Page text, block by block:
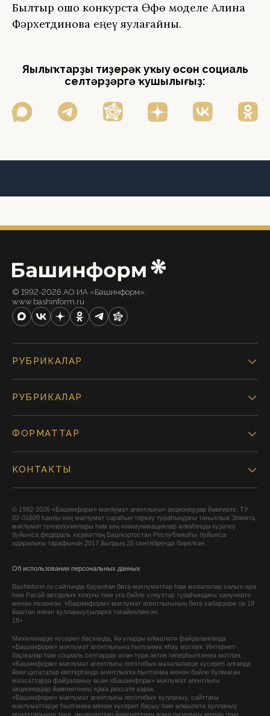
Былтыр ошо конкурста Өфө моделе Алина
Фәрхетдинова еңеү яулағайны.
Яңылыҡтарҙы тиҙерәк уҡыу өсөн социаль
селтәрҙәргә ҡушылығыҙ:
© 1992-2026 АО ИА «Башинформ».
www.bashinform.ru
РУБРИКАЛАР
РУБРИКАЛАР
ФОРМАТТАР
КОНТАКТЫ
© 1992-2026 «Башинформ» мәғлүмәт агентлығы» акционерҙар йәмғиәте. ТУ
02-01609 һанлы киң мәғлүмәт сараһын теркәү тураһындағы таныҡлыҡ Элемтә,
мәғлүмәт технологиялары һәм киң коммуникациялар өлкәһендә күҙәтеү
буйынса федераль хеҙмәттең Башҡортостан Республикаһы буйынса
идаралығы тарафынан 2017 йылдың 25 сентябрендә бирелгән.
Об использовании персональных данных
Bashinform.ru сайтында баҫылған бөтә мәғлүмәттәр һәм мәҡәләләр халыҡ-ара
һәм Рәсәй авторлыҡ хоҡуғы һәм уға бәйле хоҡуҡтар тураһындағы ҡануниәте
менән яҡланған. «Башинформ» мәғлүмәт агентлығының бөтә хәбәрҙәре лә 18
йәштән өлкән ҡулланыусыларға тәғәйенләнгән.
18+
Мәҡәләләрҙе күсереп баҫҡанда, йә уларҙы өлөшләтә файҙаланғанда
«Башинформ» мәғлүмәт агентлығына һылтанма яһау мотлаҡ. Интернет-
баҫмалар һәм социаль селтәрҙәр өсөн тура актив гиперһылтанма мотлаҡ.
«Башинформ» мәғлүмәт агентлығы логотибын мәҡәләләрҙе күсереп алғанда
йәки цитаталар килтергәндә агентлыҡҡа һылтанма менән бәйле булмаған
маҡсаттарҙа файҙаланыу өсөн «Башинформ» мәғлүмәт агентлығы
акционерҙар йәмғиәтенең яҙма рөхсәте кәрәк.
«Башинформ» мәғлүмәт агентлығы логотибын ҡулланыу, сайттағы
мәғлүмәттәрҙе һылтанма менән күсереп баҫыу һәм өлөшләтә ҡулланыу
осраҡтарынан тыш, акционерҙар йәмғиәтенең яҙма ризалығы менән генә